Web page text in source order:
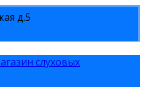
д.5
слуховых